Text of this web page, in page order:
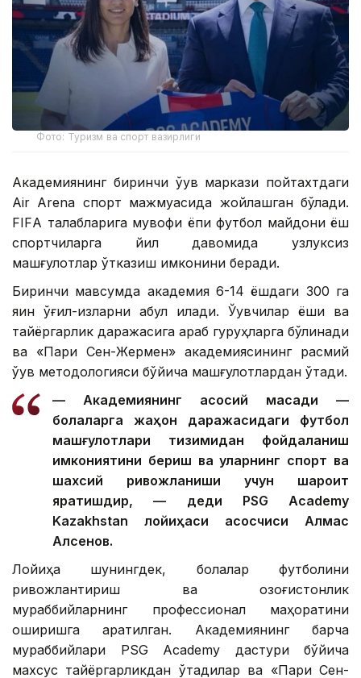
Фото: Туризм ва спорт вазирлиги
Академиянинг биринчи ўқув маркази пойтахтдаги
Air Arena спорт мажмуасида жойлашган бўлади.
FIFА талабларига мувофиқ ёпиқ футбол майдони ёш
спортчиларга йил давомида узлуксиз
машғулотлар ўтказиш имконини беради.
Биринчи мавсумда академия 6-14 ёшдаги 300 га
яқин ўғил-қизларни қабул қилади. Ўқувчилар ёши ва
тайёргарлик даражасига қараб гуруҳларга бўлинади
ва «Пари Сен-Жермен» академиясининг расмий
ўқув методологияси бўйича машғулотлардан ўтади.
— Академиянинг асосий мақсади —
болаларга жаҳон даражасидаги футбол
машғулотлари тизимидан фойдаланиш
имкониятини бериш ва уларнинг спорт ва
шахсий ривожланиши учун шароит
яратишдир, — деди PSG Academy
Kazakhstan лойиҳаси асосчиси Алмас
Алсенов.
Лойиҳа шунингдек, болалар футболини
ривожлантириш ва қозоғистонлик
мураббийларнинг профессионал маҳоратини
оширишга қаратилган. Академиянинг барча
мураббийлари PSG Academy дастури бўйича
махсус тайёргарликдан ўтадилар ва «Пари Сен-